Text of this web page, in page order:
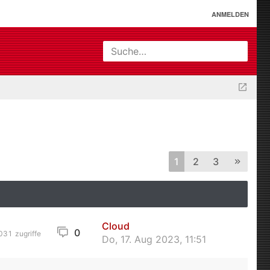
ANMELDEN
Suche…
1 2 3
zugriffe 0
Cloud
Do, 17. Aug 2023, 11:51